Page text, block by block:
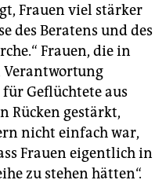
Frauen viel stärker
des Beratens und des
Frauen, die in
Geflüchtete aus
Rücken gestärkt,
nicht einfach war,
Frauen eigentlich in
zu stehen hätten“.